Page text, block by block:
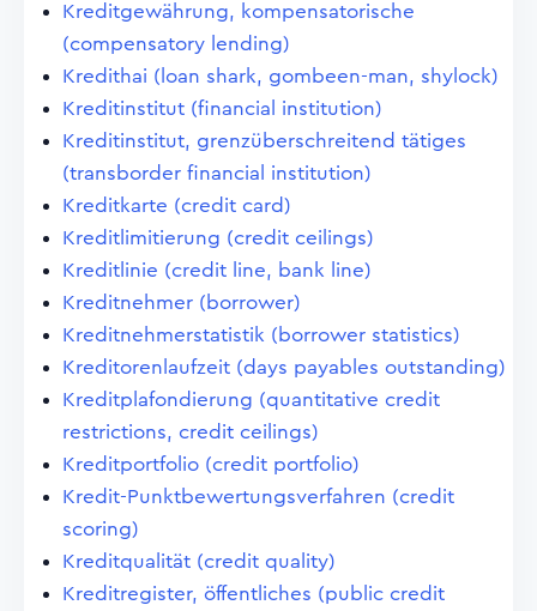
Kreditgewährung, kompensatorische
(compensatory lending)
Kredithai (loan shark, gombeen-man, shylock)
Kreditinstitut (financial institution)
Kreditinstitut, grenzüberschreitend tätiges
(transborder financial institution)
Kreditkarte (credit card)
Kreditlimitierung (credit ceilings)
Kreditlinie (credit line, bank line)
Kreditnehmer (borrower)
Kreditnehmerstatistik (borrower statistics)
Kreditorenlaufzeit (days payables outstanding)
Kreditplafondierung (quantitative credit
restrictions, credit ceilings)
Kreditportfolio (credit portfolio)
Kredit-Punktbewertungsverfahren (credit
scoring)
Kreditqualität (credit quality)
Kreditregister, öffentliches (public credit